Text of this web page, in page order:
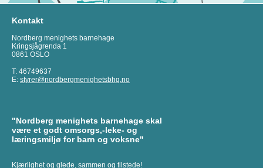
Kontakt
Nordberg menighets barnehage
Kringsjågrenda 1
0861 OSLO
T: 46749637
E: styrer@nordbergmenighetsbhg.no
"Nordberg menighets barnehage skal
være et godt omsorgs,-leke- og
læringsmiljø for barn og voksne"
Kjærlighet og glede, sammen og tilstede!